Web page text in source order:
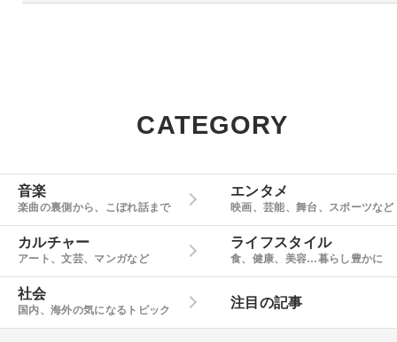
CATEGORY
音楽
楽曲の裏側から、こぼれ話まで
エンタメ
映画、芸能、舞台、スポーツなど
カルチャー
アート、文芸、マンガなど
ライフスタイル
食、健康、美容…暮らし豊かに
社会
国内、海外の気になるトピック
注目の記事